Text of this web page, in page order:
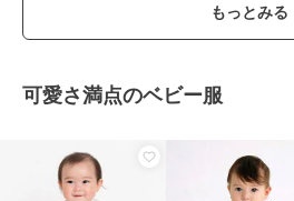
もっとみる
可愛さ満点のベビー服